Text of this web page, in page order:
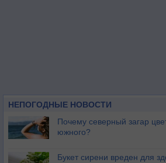
НЕПОГОДНЫЕ НОВОСТИ
Почему северный загар
южного?
Букет сирени вреден для